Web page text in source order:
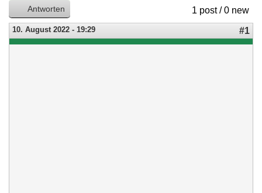
1 post / 0 new
Antworten
10. August 2022 - 19:29 #1